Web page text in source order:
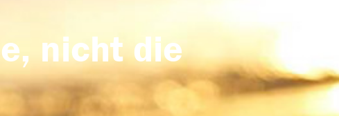
nicht die